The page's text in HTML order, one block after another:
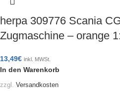
herpa 309776 Scania
Zugmaschine – orange
13,49€ inkl. MWSt.
In den Warenkorb
zzgl. Versandkosten